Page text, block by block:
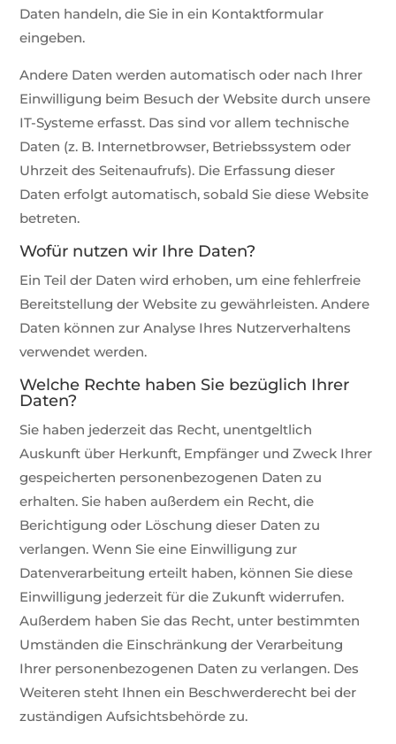
Daten handeln, die Sie in ein Kontaktformular
eingeben.
Andere Daten werden automatisch oder nach Ihrer
Einwilligung beim Besuch der Website durch unsere
IT-Systeme erfasst. Das sind vor allem technische
Daten (z. B. Internetbrowser, Betriebssystem oder
Uhrzeit des Seitenaufrufs). Die Erfassung dieser
Daten erfolgt automatisch, sobald Sie diese Website
betreten.
Wofür nutzen wir Ihre Daten?
Ein Teil der Daten wird erhoben, um eine fehlerfreie
Bereitstellung der Website zu gewährleisten. Andere
Daten können zur Analyse Ihres Nutzerverhaltens
verwendet werden.
Welche Rechte haben Sie bezüglich Ihrer
Daten?
Sie haben jederzeit das Recht, unentgeltlich
Auskunft über Herkunft, Empfänger und Zweck Ihrer
gespeicherten personenbezogenen Daten zu
erhalten. Sie haben außerdem ein Recht, die
Berichtigung oder Löschung dieser Daten zu
verlangen. Wenn Sie eine Einwilligung zur
Datenverarbeitung erteilt haben, können Sie diese
Einwilligung jederzeit für die Zukunft widerrufen.
Außerdem haben Sie das Recht, unter bestimmten
Umständen die Einschränkung der Verarbeitung
Ihrer personenbezogenen Daten zu verlangen. Des
Weiteren steht Ihnen ein Beschwerderecht bei der
zuständigen Aufsichtsbehörde zu.